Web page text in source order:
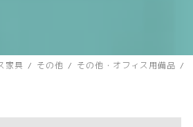
家具 その他 その他・オフィス用備品